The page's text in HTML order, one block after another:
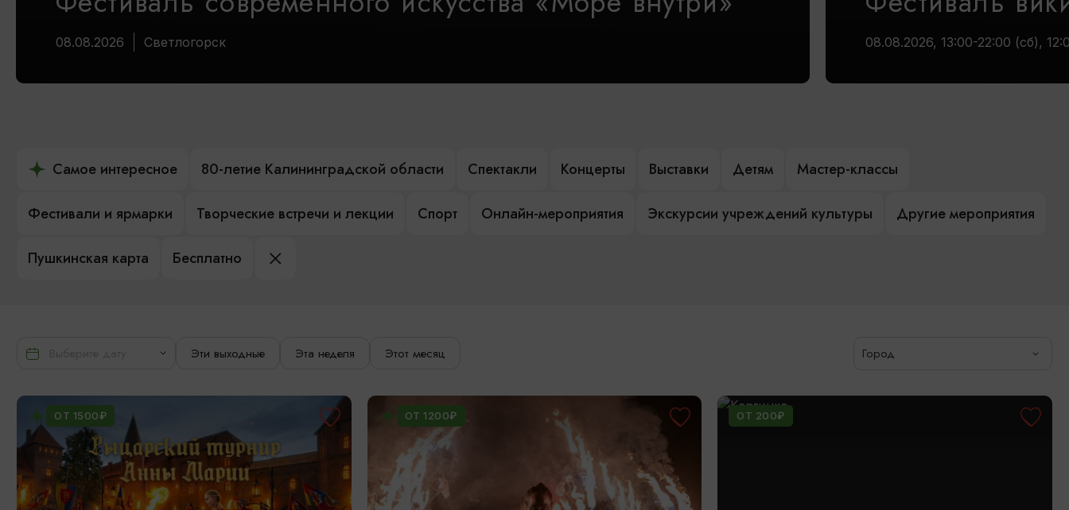
08.08.2026 Светлогорск 08.08.2026, 13:00-22:00 (сб),
Самое интересное 80-летие Калининградской области Спектакли Концерты Выставки Детям Мастер-классы
Фестивали и ярмарки Творческие встречи и лекции Спорт Онлайн-мероприятия Экскурсии учреждений культуры Другие мероприятия
Пушкинская карта Бесплатно
Эти выходные Эта неделя Этот месяц Город
ОТ 1500₽ ОТ 1200₽ ОТ 200₽